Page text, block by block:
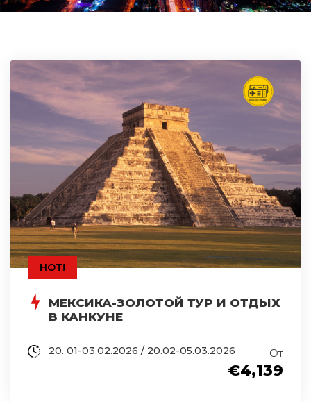
HOT!
МЕКСИКА-ЗОЛОТОЙ ТУР И ОТДЫХ
В КАНКУНЕ
От
€4,139
20. 01-03.02.2026 / 20.02-05.03.2026